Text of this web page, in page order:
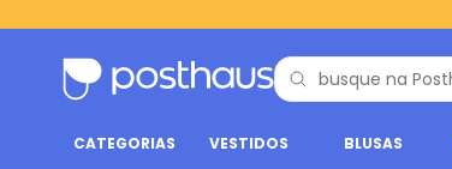
CATEGORIAS VESTIDOS BLUSAS